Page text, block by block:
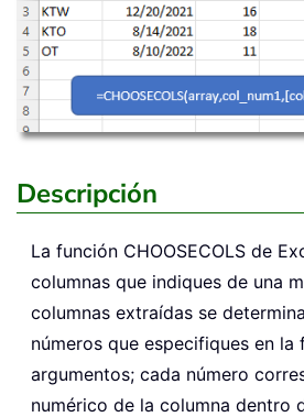
Descripción
La función CHOOSECOLS de
columnas que indiques de una
columnas extraídas se
números que especifiques en la
argumentos; cada número
numérico de la columna dentro